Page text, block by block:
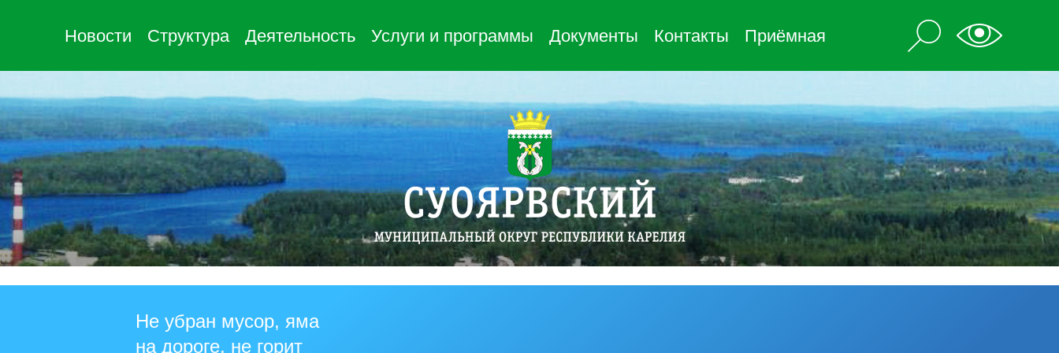
Новости Структура Деятельность Услуги и программы Документы Контакты Приёмная
Не убран мусор, яма
на дороге, не горит